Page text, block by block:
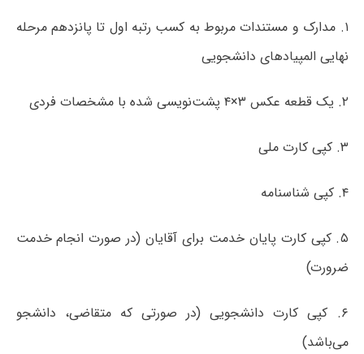
۱. مدارک و مستندات مربوط به کسب رتبه اول تا پانزدهم مرحله
نهایی المپیادهای دانشجویی
۲. یک قطعه عکس ۳×۴ پشت‌نویسی شده با مشخصات فردی
۳. کپی کارت ملی
۴. کپی شناسنامه
۵. کپی کارت پایان خدمت برای آقایان (در صورت انجام خدمت
ضرورت)
۶. کپی کارت دانشجویی (در صورتی که متقاضی، دانشجو
می‌باشد)